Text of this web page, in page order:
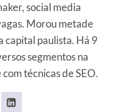
social media
Morou metade
capital paulista. Há 9
segmentos na
técnicas de SEO.